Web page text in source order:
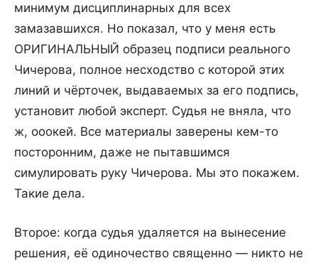
минимум дисциплинарных для всех
замазавшихся. Но показал, что у меня есть
ОРИГИНАЛЬНЫЙ образец подписи реального
Чичерова, полное несходство с которой этих
линий и чёрточек, выдаваемых за его подпись,
установит любой эксперт. Судья не вняла, что
ж, ооокей. Все материалы заверены кем-то
посторонним, даже не пытавшимся
симулировать руку Чичерова. Мы это покажем.
Такие дела.
Второе: когда судья удаляется на вынесение
решения, её одиночество священно — никто не